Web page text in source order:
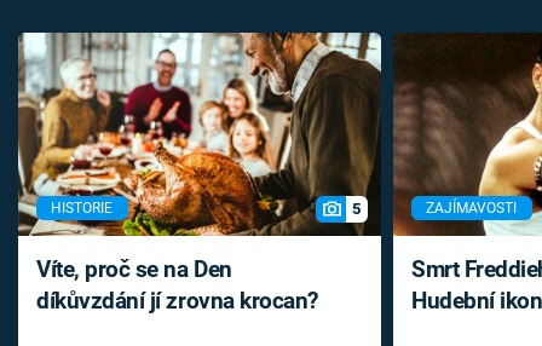
HISTORIE 5
Víte, proč se na Den
díkůvzdání jí zrovna krocan?
ZAJÍMAVOSTI
Smrt
Hudební